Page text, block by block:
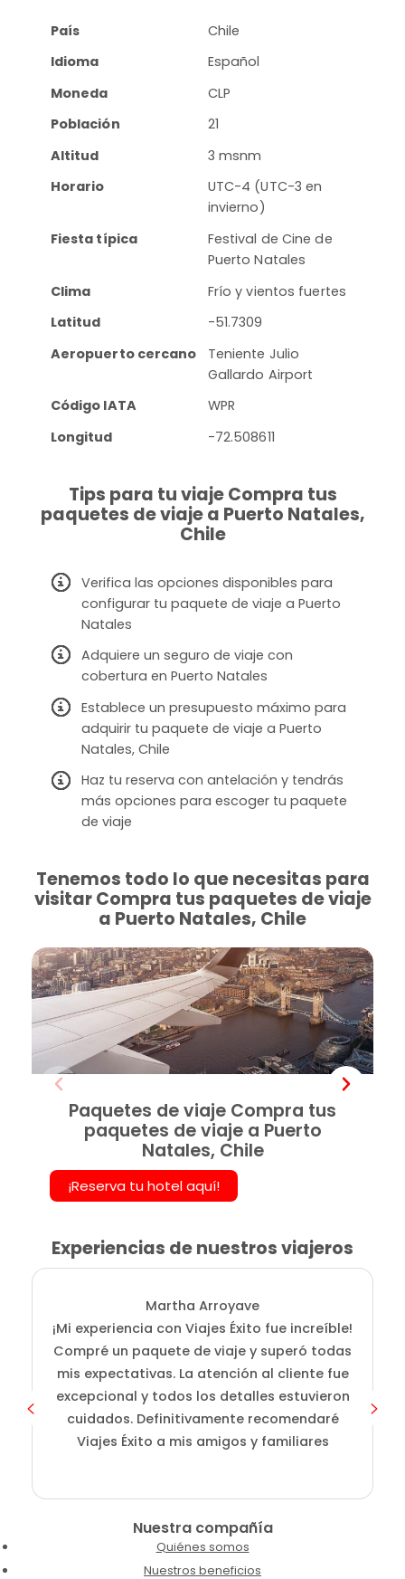
País
Chile
Idioma
Español
Moneda
CLP
Población
21
Altitud
3 msnm
Horario
UTC-4 (UTC-3 en
invierno)
Fiesta típica
Festival de Cine de
Puerto Natales
Clima
Frío y vientos fuertes
Latitud
-51.7309
Aeropuerto cercano
Teniente Julio
Gallardo Airport
Código IATA
WPR
Longitud
-72.508611
Tips para tu viaje Compra tus
paquetes de viaje a Puerto Natales,
Chile
Verifica las opciones disponibles para
configurar tu paquete de viaje a Puerto
Natales
Adquiere un seguro de viaje con
cobertura en Puerto Natales
Establece un presupuesto máximo para
adquirir tu paquete de viaje a Puerto
Natales, Chile
Haz tu reserva con antelación y tendrás
más opciones para escoger tu paquete
de viaje
Tenemos todo lo que necesitas para
visitar Compra tus paquetes de viaje
a Puerto Natales, Chile
Paquetes de viaje Compra tus
paquetes de viaje a Puerto
Natales, Chile
¡Reserva tu hotel aquí!
Experiencias de nuestros viajeros
Martha Arroyave
¡Mi experiencia con Viajes Éxito fue increíble!
Compré un paquete de viaje y superó todas
mis expectativas. La atención al cliente fue
excepcional y todos los detalles estuvieron
cuidados. Definitivamente recomendaré
Viajes Éxito a mis amigos y familiares
Nuestra compañía
Quiénes somos
Nuestros beneficios